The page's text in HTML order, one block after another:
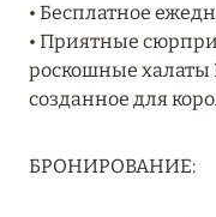
27 сентября 2024
HÔTEL
• Бесплатное
• Приятные
роскошные
созданное для
БРОНИРОВАНИЕ: